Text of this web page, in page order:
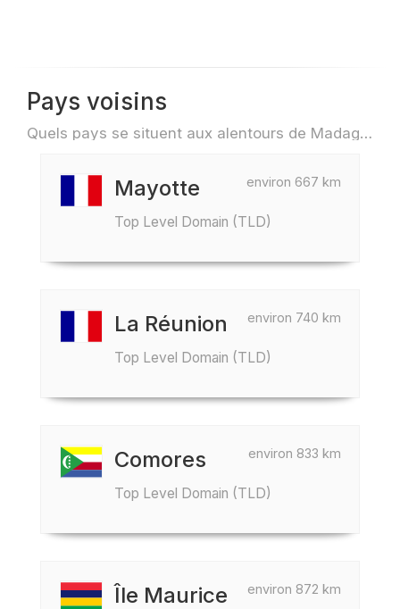
Pays voisins
Quels pays se situent aux alentours de Madagascar par exemple pour des voyage ou des vols
environ 667 km
Mayotte
Top Level Domain (TLD)
environ 740 km
La Réunion
Top Level Domain (TLD)
environ 833 km
Comores
Top Level Domain (TLD)
environ 872 km
Île Maurice